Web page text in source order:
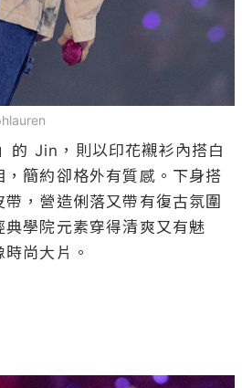
的 Jin，則以印花襯衫內搭白
簡約卻格外有質感。下身搭
，營造俐落又帶有復古氛圍
學院元素穿得清爽又有魅
尚大片。